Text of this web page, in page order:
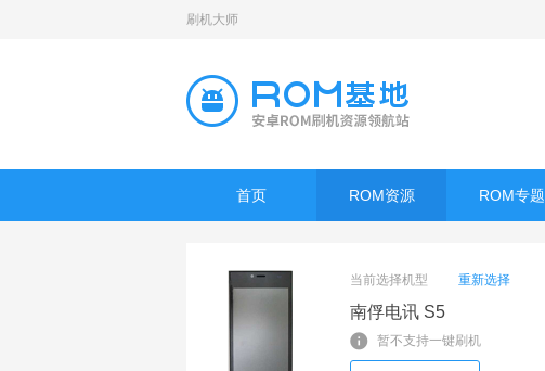
刷机大师
首页 ROM资源 ROM专题
当前选择机型 重新选择
南俘电讯 S5
暂不支持一键刷机